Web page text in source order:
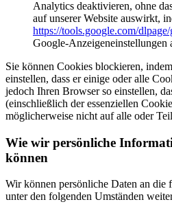
Analytics deaktivieren, ohne
auf unserer Website auswirkt,
https://tools.google.com/
Google-Anzeigeneinstellungen
Sie können Cookies blockieren,
einstellen, dass er einige oder alle
jedoch Ihren Browser so einstellen,
(einschließlich der essenziellen
möglicherweise nicht auf alle oder
Wie wir persönliche
können
Wir können persönliche Daten an die
unter den folgenden Umständen